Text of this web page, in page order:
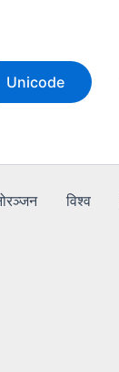
Unicode
विश्व